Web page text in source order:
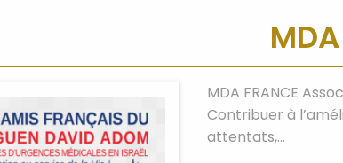
MDA FRANCE
Contribuer à
attentats,…